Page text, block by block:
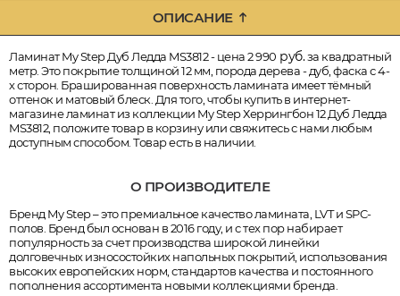
ОПИСАНИЕ
Ламинат My Step Дуб Ледда MS3812 - цена 2 990 руб.за квадратный
метр. Это покрытие толщиной 12 мм, порода дерева - дуб, фаска с 4-
х сторон. Брашированная поверхность ламината имеет тёмный
оттенок и матовый блеск. Для того, чтобы купить в интернет-
магазине ламинат из коллекции My Step Херрингбон 12 Дуб Ледда
MS3812, положите товар в корзину или свяжитесь с нами любым
доступным способом. Товар есть в наличии.
О ПРОИЗВОДИТЕЛЕ
Бренд My Step – это премиальное качество ламината, LVT и SPC-
полов. Бренд был основан в 2016 году, и с тех пор набирает
популярность за счет производства широкой линейки
долговечных износостойких напольных покрытий, использования
высоких европейских норм, стандартов качества и постоянного
пополнения ассортимента новыми коллекциями бренда.